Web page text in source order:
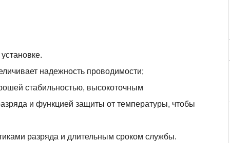
надежность проводимости;
стабильностью, высокоточным
и функцией защиты от температуры, чтобы
разряда и длительным сроком службы.